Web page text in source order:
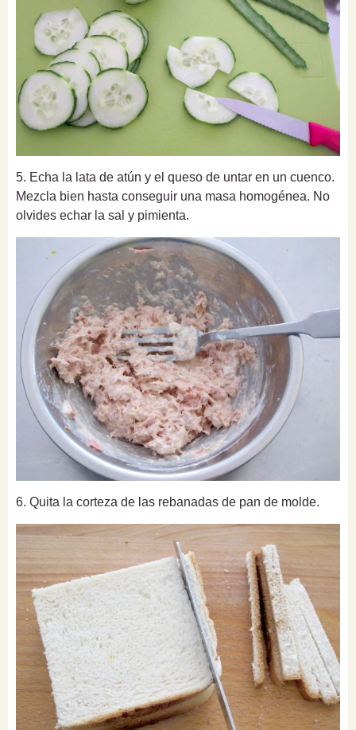
5. Echa la lata de atún y el queso de untar en un cuenco.
Mezcla bien hasta conseguir una masa homogénea. No
olvides echar la sal y pimienta.
6. Quita la corteza de las rebanadas de pan de molde.